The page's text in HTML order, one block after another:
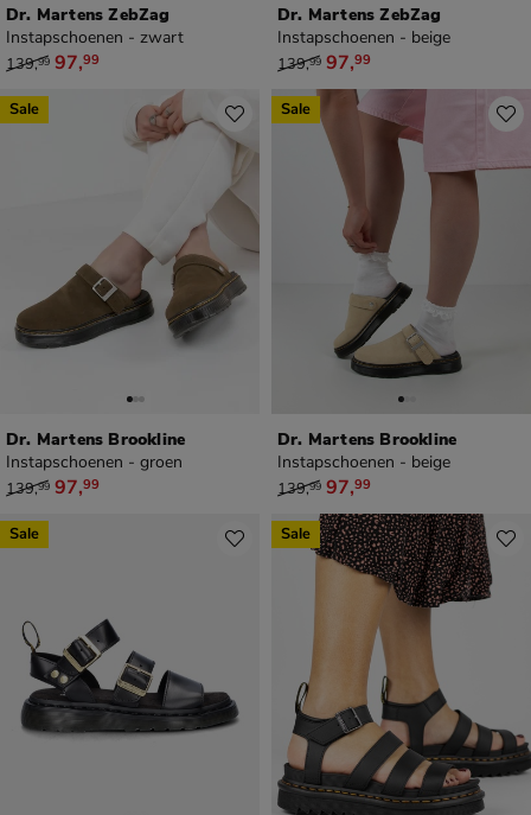
Dr. Martens ZebZag
Instapschoenen - zwart
van € 139,99 voor € 97,99
139,99 97,99
Dr. Martens ZebZag
Instapschoenen - beige
van € 139,99 voor € 97,99
139,99 97,99
Dr. Martens Brookline
Instapschoenen - groen
van € 139,99 voor € 97,99
139,99 97,99
Sale
Dr. Martens Brookline
Instapschoenen - beige
van € 139,99 voor € 97,99
139,99 97,99
Sale
Sale Sale